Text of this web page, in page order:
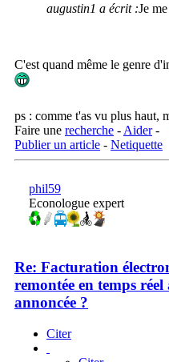
augustin1 a écrit :Je
C'est quand même le genre
ps : comme t'as vu plus haut,
Faire une recherche - Aider-
Publier un article - Netiquette
phil59
Econologue expert
Re: Facturation
remontée en temps
annoncée ?
Citer